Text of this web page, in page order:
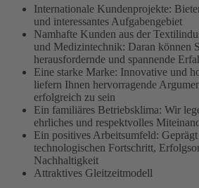
Internationale Kundenprojekte:
und interessantes Aufgabengebiet
Namhafte Kunden aus der
und Medizintechnik: Daran können
herausfordernde und spannende
Eine starke Marke: Innovative und
liefern Ihnen hervorragende
erfolgreich zu sein
Ein familiäres Betriebsklima: Wir
ehrliches und respektvolles
Ein positives Arbeitsumfeld:
technologischen Fortschritt,
Nachhaltigkeit
Attraktives Gleitzeitmodell